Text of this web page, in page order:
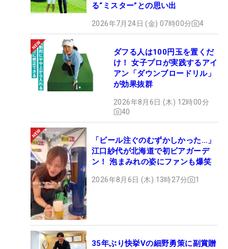
る“ミスター”との思い出
2026年7月24日 (金) 07時00分 4
ダフる人は100円玉を置くだ
け！ 女子プロが実践するアイ
アン「ダウンブロードリル」
が効果抜群
2026年8月6日 (木) 12時00分
40
「ビール注ぐのむずかしかった…」
江口紗代が北海道で初ビアガーデ
ン！ 泡まみれの姿にファンも爆笑
2026年8月6日 (木) 13時27分 1
35年ぶり快挙Vの細野勇策に副賞贈